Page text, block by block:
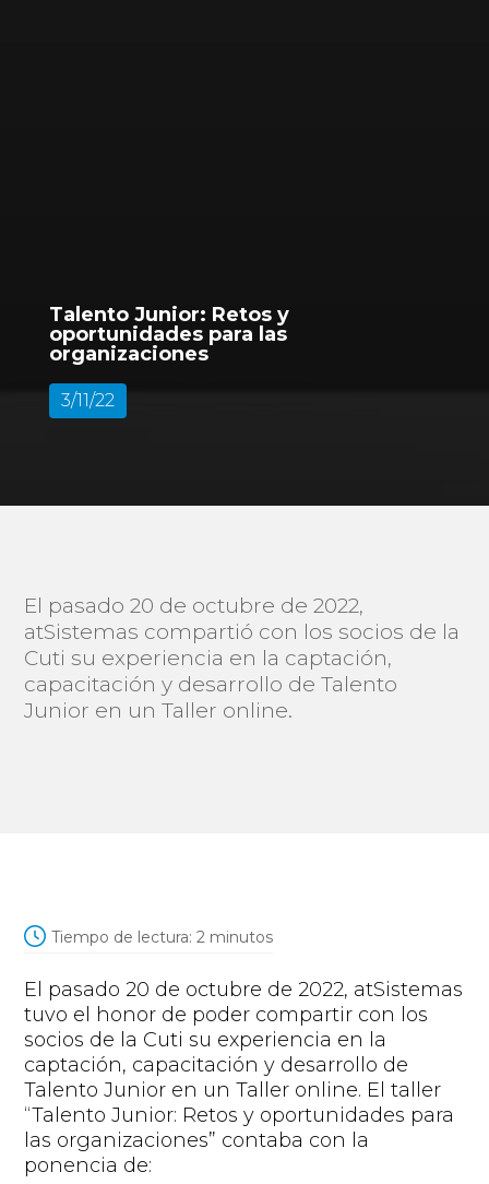
Talento Junior: Retos y
oportunidades para las
organizaciones
3/11/22
El pasado 20 de octubre de 2022,
atSistemas compartió con los socios de la
Cuti su experiencia en la captación,
capacitación y desarrollo de Talento
Junior en un Taller online.
Tiempo de lectura: 2 minutos
El pasado 20 de octubre de 2022, atSistemas
tuvo el honor de poder compartir con los
socios de la Cuti su experiencia en la
captación, capacitación y desarrollo de
Talento Junior en un Taller online. El taller
“Talento Junior: Retos y oportunidades para
las organizaciones” contaba con la
ponencia de: